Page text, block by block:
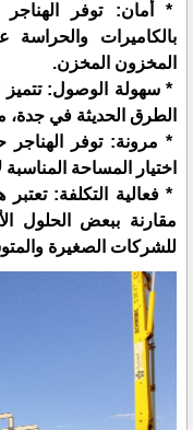
* أمان: توفر
بالكاميرات
المخزون المخزن.
* سهولة الوصول: تتميز
الطرق الحديثة في جدة،
* مرونة: توفر الهناجر
اختيار المساحة
* فعالية التكلفة:
مقارنة ببعض الحلول
للشركات الصغيرة